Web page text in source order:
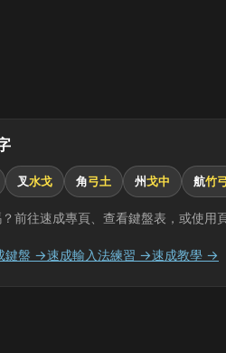
叉水戈 角弓土 州戈中 航竹
前往速成專頁、查看鍵盤表，或使用
鍵盤 →速成輸入法練習 →速成教學 →